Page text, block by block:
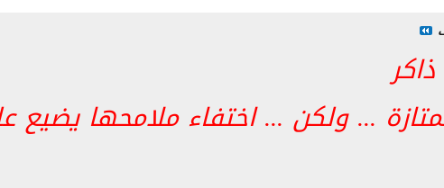
... ولكن ... اختفاء ملامحها يضيع